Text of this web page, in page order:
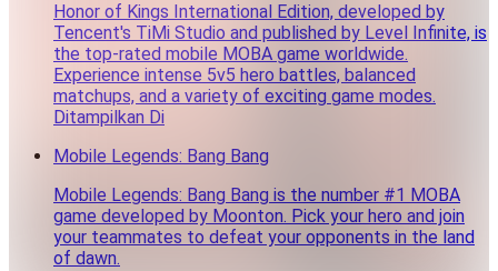
Honor of Kings International Edition, developed by
Tencent's TiMi Studio and published by Level Infinite, is
the top-rated mobile MOBA game worldwide.
Experience intense 5v5 hero battles, balanced
matchups, and a variety of exciting game modes.
Ditampilkan Di
Mobile Legends: Bang Bang
Mobile Legends: Bang Bang is the number #1 MOBA
game developed by Moonton. Pick your hero and join
your teammates to defeat your opponents in the land
of dawn.